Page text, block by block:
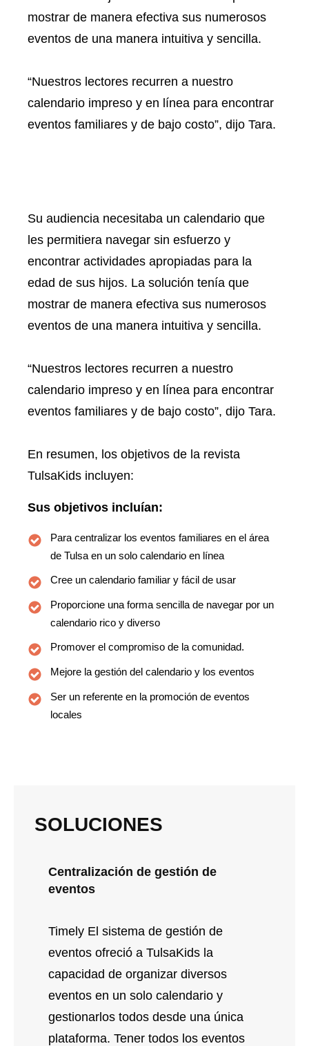
mostrar de manera efectiva sus numerosos
eventos de una manera intuitiva y sencilla.
“Nuestros lectores recurren a nuestro
calendario impreso y en línea para encontrar
eventos familiares y de bajo costo”, dijo Tara.
Su audiencia necesitaba un calendario que
les permitiera navegar sin esfuerzo y
encontrar actividades apropiadas para la
edad de sus hijos. La solución tenía que
mostrar de manera efectiva sus numerosos
eventos de una manera intuitiva y sencilla.
“Nuestros lectores recurren a nuestro
calendario impreso y en línea para encontrar
eventos familiares y de bajo costo”, dijo Tara.
En resumen, los objetivos de la revista
TulsaKids incluyen:
Sus objetivos incluían:
Para centralizar los eventos familiares en el área
de Tulsa en un solo calendario en línea
Cree un calendario familiar y fácil de usar
Proporcione una forma sencilla de navegar por un
calendario rico y diverso
Promover el compromiso de la comunidad.
Mejore la gestión del calendario y los eventos
Ser un referente en la promoción de eventos
locales
SOLUCIONES
Centralización de gestión de
eventos
Timely El sistema de gestión de
eventos ofreció a TulsaKids la
capacidad de organizar diversos
eventos en un solo calendario y
gestionarlos todos desde una única
plataforma. Tener todos los eventos